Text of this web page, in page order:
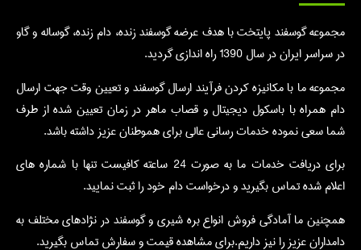
مجموعه گوسفند پایتخت با هدف عرضه گوسفند زنده، دام زنده، گوساله و گاو
در سراسر ایران در سال 1390 راه اندازی گردید.
مجموعه ما با مکانیزه کردن فرآیند ارسال گوسفند و تعیین وقت جهت ارسال
دام همراه با باسکول دیجیتال و قصاب ماهر در زمان تعیین شده از طرف
شما سعی نموده خدمات رسانی عالی برای هموطنان عزیز داشته باشد.
برای دریافت خدمات ما به صورت 24 ساعته کافیست تنها با شماره های
اعلام شده تماس بگیرید و درخواست دام خود را ثبت نمایید.
همچنین ما آمادگی فروش انواع بره شیری و گوسفند در نژادهای مختلف به
دامداران عزیز را نیز داریم.برای مشاهده قیمت و سفارش تماس بگیرید.